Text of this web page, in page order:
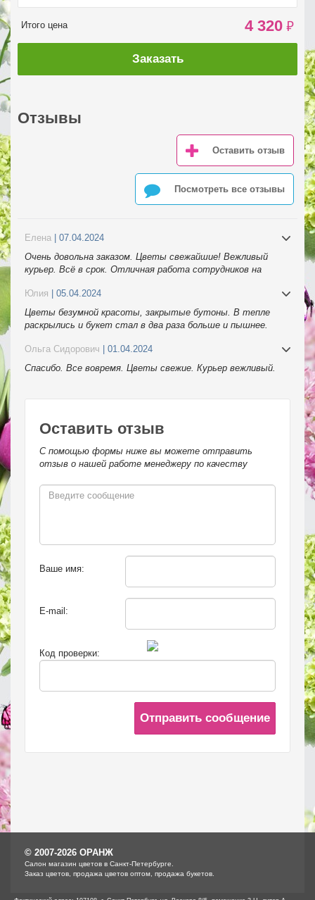
Итого цена 4 320 ₽
Заказать
Отзывы
Оставить отзыв
Посмотреть все отзывы
Елена | 07.04.2024
Очень довольна заказом. Цветы свежайшие! Вежливый
курьер. Всё в срок. Отличная работа сотрудников на
Юлия | 05.04.2024
Цветы безумной красоты, закрытые бутоны. В тепле
раскрылись и букет стал в два раза больше и пышнее.
Ольга Сидорович | 01.04.2024
Спасибо. Все вовремя. Цветы свежие. Курьер вежливый.
Оставить отзыв
С помощью формы ниже вы можете отправить
отзыв о нашей работе менеджеру по качеству
Ваше имя:
E-mail:
Код проверки:
Отправить сообщение
© 2007-2026 ОРАНЖ
Cалон магазин цветов в Санкт-Петербурге.
Заказ цветов, продажа цветов оптом, продажа букетов.